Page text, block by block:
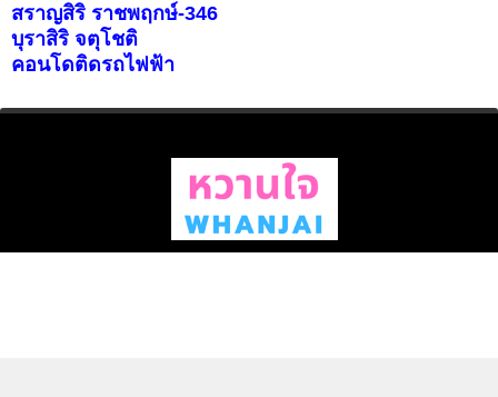
สราญสิริ ราชพฤกษ์-346
บุราสิริ จตุโชติ
คอนโดติดรถไฟฟ้า